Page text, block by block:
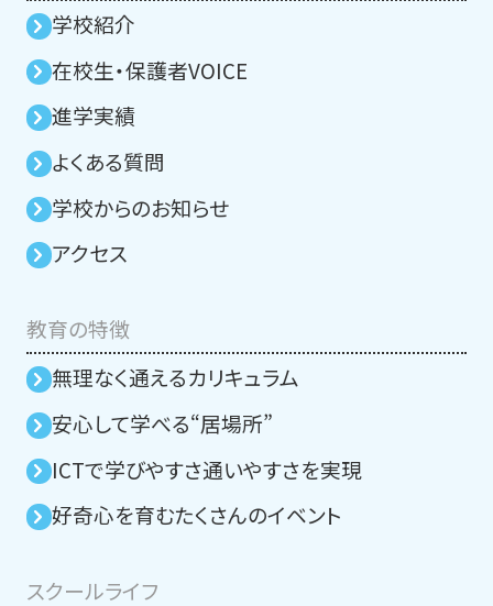
学校紹介
在校生・保護者VOICE
進学実績
よくある質問
学校からのお知らせ
アクセス
教育の特徴
無理なく通えるカリキュラム
安⼼して学べる“居場所”
ICTで学びやすさ通いやすさを実現
好奇心を育むたくさんのイベント
スクールライフ